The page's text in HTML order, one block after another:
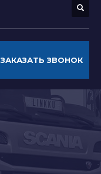
ЗАКАЗАТЬ ЗВОНОК